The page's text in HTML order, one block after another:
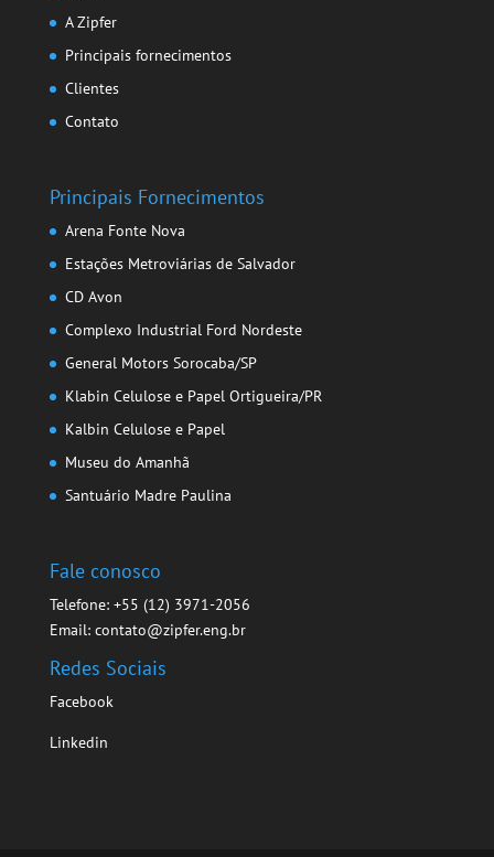
A Zipfer
Principais fornecimentos
Clientes
Contato
Principais Fornecimentos
Arena Fonte Nova
Estações Metroviárias de Salvador
CD Avon
Complexo Industrial Ford Nordeste
General Motors Sorocaba/SP
Klabin Celulose e Papel Ortigueira/PR
Kalbin Celulose e Papel
Museu do Amanhã
Santuário Madre Paulina
Fale conosco
Telefone: +55 (12) 3971-2056
Email: contato@zipfer.eng.br
Redes Sociais
Facebook
Linkedin